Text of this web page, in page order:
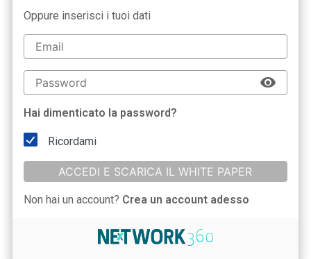
Oppure inserisci i tuoi dati
Hai dimenticato la password?
Ricordami
ACCEDI E SCARICA IL WHITE PAPER
Non hai un account? Crea un account adesso